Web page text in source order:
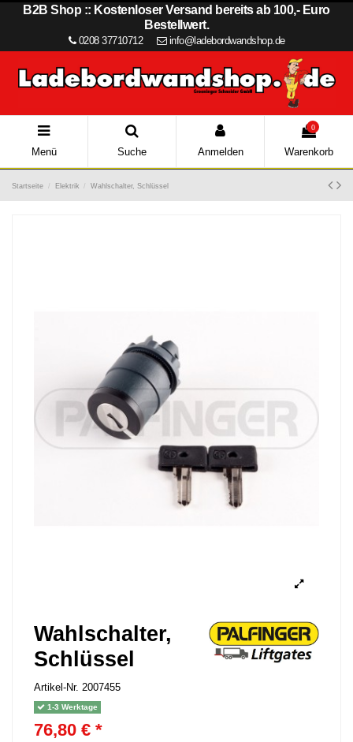
B2B Shop :: Kostenloser Versand bereits ab 100,- Euro
Bestellwert.
0208 37710712 info@ladebordwandshop.de
Menü Suche Anmelden
0
Warenkorb
Startseite Elektrik Wahlschalter, Schlüssel
Wahlschalter,
Schlüssel
Artikel-Nr. 2007455
1-3 Werktage
76,80 € *